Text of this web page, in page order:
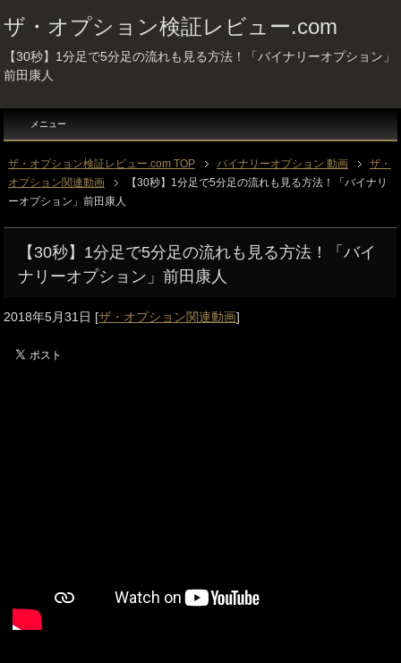
ザ・オプション検証レビュー.com
【30秒】1分足で5分足の流れも見る方法！「バイナリーオプション」
前田康人
メニュー
ザ・オプション検証レビュー.com TOP バイナリーオプション 動画
ザ・
オプション関連動画
【30秒】1分足で5分足の流れも見る方法！「バイナリ
ーオプション」前田康人
【30秒】1分足で5分足の流れも見る方法！「バイ
ナリーオプション」前田康人
2018年5月31日 [ザ・オプション関連動画]